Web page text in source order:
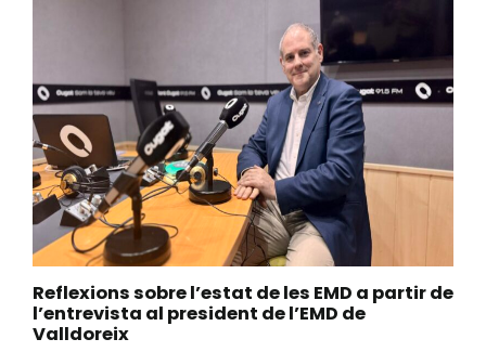
Reflexions sobre l’estat de les EMD a partir de
l’entrevista al president de l’EMD de
Valldoreix